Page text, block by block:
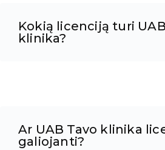
Kokią licenciją turi
klinika?
Ar UAB Tavo klinika
galiojanti?